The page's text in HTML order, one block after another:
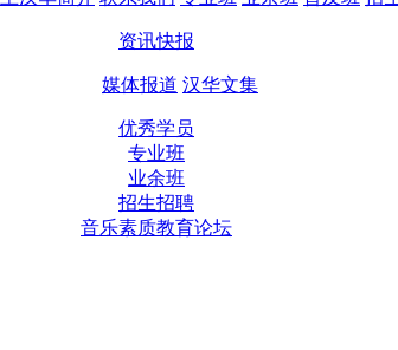
资讯快报
媒体报道 汉华文集
优秀学员
专业班
业余班
招生招聘
音乐素质教育论坛